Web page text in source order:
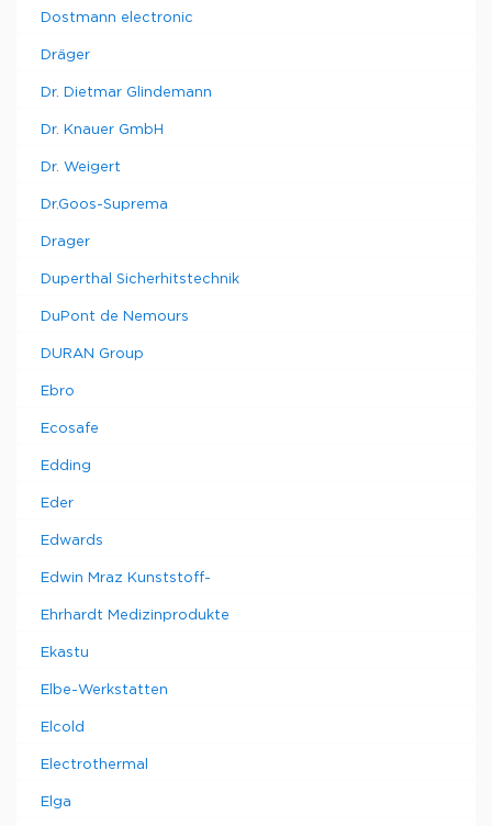
Dostmann electronic
Dräger
Dr. Dietmar Glindemann
Dr. Knauer GmbH
Dr. Weigert
Dr.Goos-Suprema
Drager
Duperthal Sicherhitstechnik
DuPont de Nemours
DURAN Group
Ebro
Ecosafe
Edding
Eder
Edwards
Edwin Mraz Kunststoff-
Ehrhardt Medizinprodukte
Ekastu
Elbe-Werkstatten
Elcold
Electrothermal
Elga